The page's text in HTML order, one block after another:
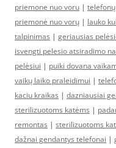
priemone nuo voru |
priemonė nuo vorų | lauko
talpinimas | geriausias
isvengti pelesio atsiradimo
pelėsiui | puiki dovana
vaikų laiko praleidimui |
kaciu kraikas | dazniausiai
sterilizuotoms katėms |
remontas | sterilizuotoms
dažnai gendantys telefonai |